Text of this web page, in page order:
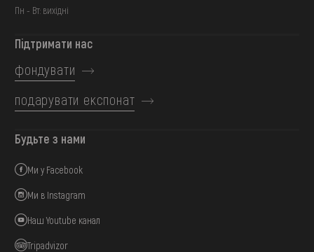
Пн - Вт: вихідні
Підтримати нас
фондувати
подарувати експонат
Будьте з нами
Ми у Facebook
Ми в Instagram
Наш Youtube канал
Tripadvizor